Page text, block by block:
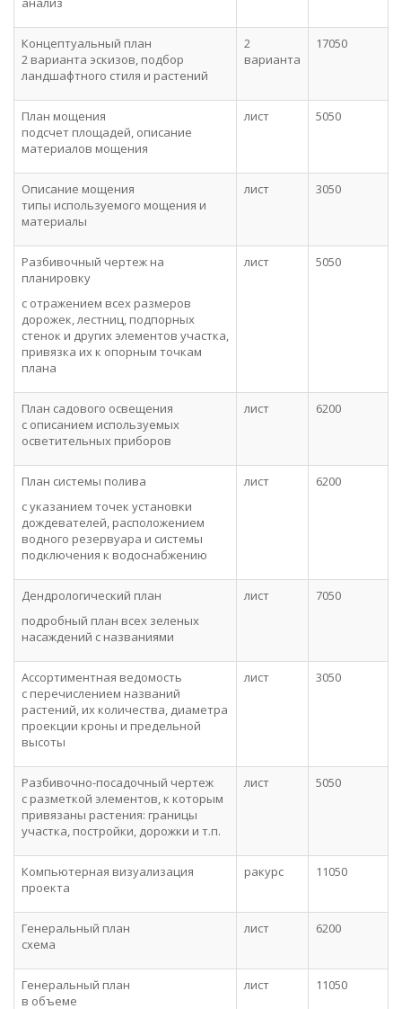
Концептуальный план
2 варианта эскизов, подбор
ландшафтного стиля и растений
2
варианта
17050
План мощения
подсчет площадей, описание
материалов мощения
лист 5050
Описание мощения
типы используемого мощения и
материалы
лист 3050
Разбивочный чертеж на
планировку
с отражением всех размеров
дорожек, лестниц, подпорных
стенок и других элементов участка,
привязка их к опорным точкам
плана
лист 5050
План садового освещения
с описанием используемых
осветительных приборов
лист 6200
План системы полива
с указанием точек установки
дождевателей, расположением
водного резервуара и системы
подключения к водоснабжению
лист 6200
Дендрологический план
подробный план всех зеленых
насаждений с названиями
лист 7050
Ассортиментная ведомость
с перечислением названий
растений, их количества, диаметра
проекции кроны и предельной
высоты
лист 3050
Разбивочно-посадочный чертеж
с разметкой элементов, к которым
привязаны растения: границы
участка, постройки, дорожки и т.п.
лист 5050
Компьютерная визуализация
проекта
ракурс 11050
Генеральный план
схема
лист 6200
Генеральный план
в объеме
лист 11050